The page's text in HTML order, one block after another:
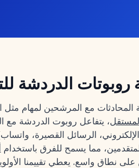
روبوتات الدردشة
مع المرشحين لمهام مثل
، يتفاعل روبوت الدردشة
الرسائل القصيرة،
مما يسمح للفرق باستخدام
نطاق واسع. يعطي تقييمنا